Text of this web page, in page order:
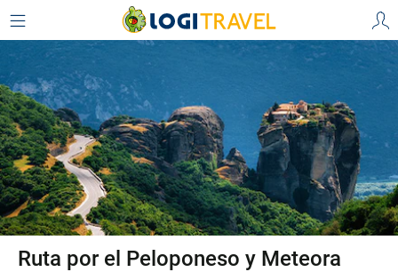
Ruta por el Peloponeso y Meteora